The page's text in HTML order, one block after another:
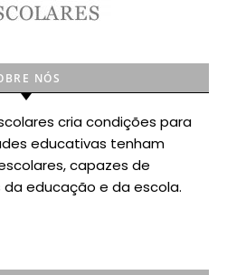
NÓS
cria condições para
educativas tenham
capazes de
educação e da escola.